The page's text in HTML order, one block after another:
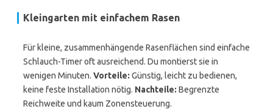
Kleingarten mit einfachem Rasen
Für kleine, zusammenhängende Rasenflächen sind einfache
Schlauch-Timer oft ausreichend. Du montierst sie in
wenigen Minuten. Vorteile: Günstig, leicht zu bedienen,
keine feste Installation nötig. Nachteile: Begrenzte
Reichweite und kaum Zonensteuerung.